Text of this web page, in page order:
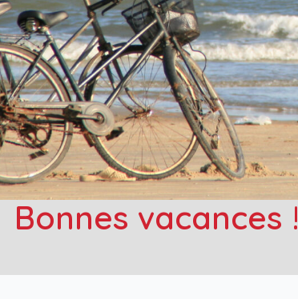
Bonnes vacances !